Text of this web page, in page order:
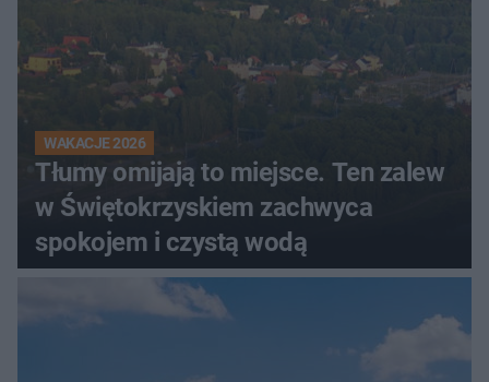
WAKACJE 2026
Tłumy omijają to miejsce. Ten zalew
w Świętokrzyskiem zachwyca
spokojem i czystą wodą